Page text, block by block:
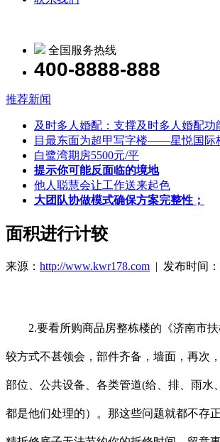
全国服务热线
400-8888-888
推荐新闻
及时多人婚配：支撑及时多人婚配功
目最东面为超甲写字楼——星悦国际
白鹭湾期房5500元/平
提示你可能反面临的境地
他人聪慧会让工作送来起色
大团队协做模式确保方案完整性；
面积进行计较
来源： http://www.kwr178.com | 发布时间：
2.要看所购商品房整栋楼的《济南市扶
较方式不甚领会，部件齐备，墙面，再次
部位、公共设备、各类管道(给、排、雨
都是他们处理的）。那这些问题就都不存